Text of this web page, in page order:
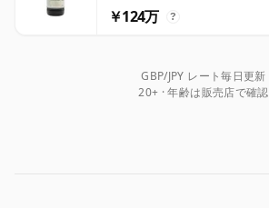
￥124万 ?
GBP/JPY レート毎日更新
20+ · 年齢は販売店で確認